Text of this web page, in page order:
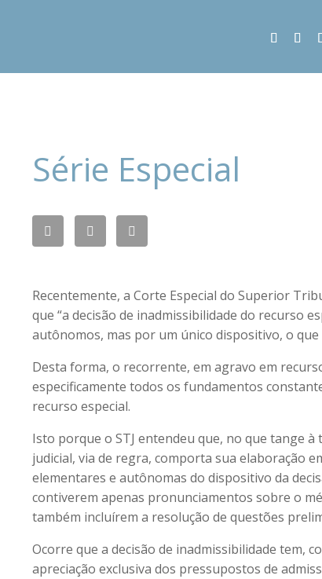
Série Especial
Recentemente, a Corte Especial do Superior
que “a decisão de inadmissibilidade do recurso
autônomos, mas por um único dispositivo, o
Desta forma, o recorrente, em agravo em
especificamente todos os fundamentos
recurso especial.
Isto porque o STJ entendeu que, no que tange
judicial, via de regra, comporta sua elaboração
elementares e autônomas do dispositivo da
contiverem apenas pronunciamentos sobre o
também incluírem a resolução de questões
Ocorre que a decisão de inadmissibilidade tem,
apreciação exclusiva dos pressupostos de